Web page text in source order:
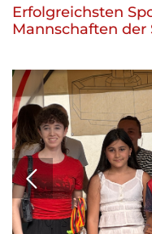
Erfolgreichsten
Mannschaften der